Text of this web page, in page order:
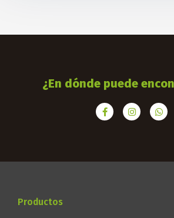
¿En dónde puede
F
a
c
o
I
n
s
r
W
h
a
p
Productos